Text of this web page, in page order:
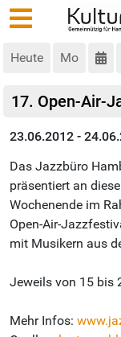
Heute Mo
17. Open-Air-
23.06.2012 -
Das Jazzbüro
präsentiert an
Wochenende im
Open-Air-
mit Musikern aus
Jeweils von 15 bis
Mehr Infos: